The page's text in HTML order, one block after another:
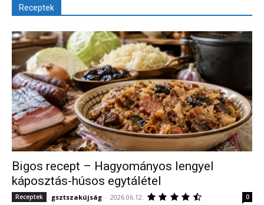
Receptek
Bigos recept – Hagyományos lengyel
káposztás-húsos egytálétel
Receptek gsztszakújság - 2026.06.12. 0